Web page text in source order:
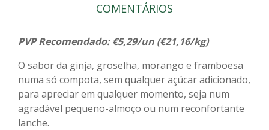
COMENTÁRIOS
PVP Recomendado: €5,29/un (€21,16/kg)
O sabor da ginja, groselha, morango e framboesa
numa só compota, sem qualquer açúcar adicionado,
para apreciar em qualquer momento, seja num
agradável pequeno-almoço ou num reconfortante
lanche.